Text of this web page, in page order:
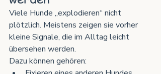
Viele Hunde „explodieren“ nicht
plötzlich. Meistens zeigen sie vorher
kleine Signale, die im Alltag leicht
übersehen werden.
Dazu können gehören: